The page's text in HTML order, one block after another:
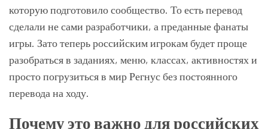
которую подготовило сообщество. То есть перевод
сделали не сами разработчики, а преданные фанаты
игры. Зато теперь российским игрокам будет проще
разобраться в заданиях, меню, классах, активностях и
просто погрузиться в мир Регнус без постоянного
перевода на ходу.
Почему это важно для российских